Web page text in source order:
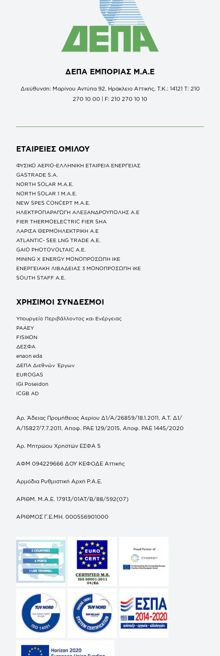
ΔΕΠΑ ΕΜΠΟΡΙΑΣ Μ.Α.Ε
Διεύθυνση: Μαρίνου Αντύπα 92, Ηράκλειο Αττικής, Τ.Κ.: 14121 Τ: 210
270 10 00 | F: 210 270 10 10
ΕΤΑΙΡΕΙΕΣ ΟΜΙΛΟΥ
ΦΥΣΙΚΟ ΑΕΡΙΟ-ΕΛΛΗΝΙΚΗ ΕΤΑΙΡΕΙΑ ΕΝΕΡΓΕΙΑΣ
GASTRADE S.A.
NORTH SOLAR M.Α.Ε.
NORTH SOLAR 1 M.Α.Ε.
NEW SPES CONCEPT Μ.Α.Ε.
ΗΛΕΚΤΡΟΠΑΡΑΓΩΓΗ ΑΛΕΞΑΝΔΡΟΥΠΟΛΗΣ A.E
FIER THERMOELECTRIC FIER SHA
ΛΑΡΙΣΑ ΘΕΡΜΟΗΛΕΚΤΡΙΚΗ A.E
ATLANTIC- SEE LNG TRADE A.E.
GAIO PHOTOVOLTAIC Α.Ε.
MINING X ENERGY ΜΟΝΟΠΡΟΣΩΠΗ ΙΚΕ
ΕΝΕΡΓΕΙΑΚΗ ΛΙΒΑΔΕΙΑΣ 3 ΜΟΝΟΠΡΟΣΩΠΗ ΙΚΕ
SOUTH STAFF Α.Ε.
ΧΡΗΣΙΜΟΙ ΣΥΝΔΕΣΜΟΙ
Υπουργείο Περιβάλλοντος και Ενέργειας
ΡΑΑΕΥ
FISIKON
ΔΕΣΦΑ
enaon eda
ΔΕΠΑ Διεθνών Έργων
EUROGAS
IGI Poseidon
ICGB AD
Αρ. Άδειας Προμήθειας Αερίου Δ1/Α/26859/18.1.2011, Α.Τ. Δ1/
Α/15827/7.7.2011, Αποφ. ΡΑΕ 129/2015, Αποφ. ΡΑΕ 1445/2020
Αρ. Μητρώου Χρηστών ΕΣΦΑ 5
ΑΦΜ 094229666 ΔΟΥ ΚΕΦΟΔΕ Αττικής
Αρμόδια Ρυθμιστική Αρχή Ρ.Α.Ε.
ΑΡΙΘΜ. Μ.Α.Ε. 17913/01ΑΤ/Β/88/592(07)
ΑΡΙΘΜΟΣ Γ.Ε.ΜΗ. 000556901000